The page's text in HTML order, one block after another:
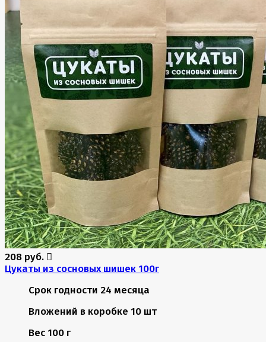
208 руб.
Цукаты из сосновых шишек 100г
Срок годности 24 месяца
Вложений в коробке 10 шт
Вес 100 г